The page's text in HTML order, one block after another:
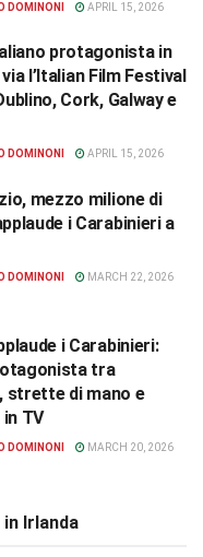
DOMINONI APRIL 15, 2026
protagonista in
l’Italian Film Festival
Cork, Galway e
DOMINONI APRIL 15, 2026
mezzo milione di
i Carabinieri a
DOMINONI MARCH 22, 2026
i Carabinieri:
tra
strette di mano e
TV
DOMINONI MARCH 20, 2026
Irlanda